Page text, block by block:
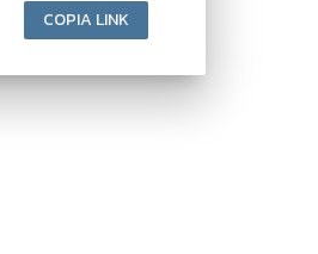
COPIA LINK